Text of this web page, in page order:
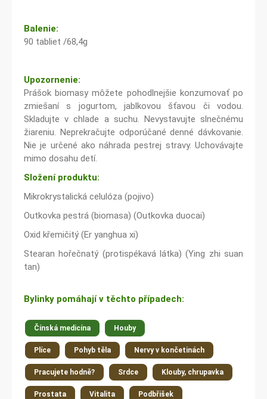
Balenie:
90 tabliet /68,4g
Upozornenie:
Prášok biomasy môžete pohodlnejšie konzumovať po
zmiešaní s jogurtom, jablkovou šťavou či vodou.
Skladujte v chlade a suchu. Nevystavujte slnečnému
žiareniu. Neprekračujte odporúčané denné dávkovanie.
Nie je určené ako náhrada pestrej stravy. Uchovávajte
mimo dosahu detí.
Složení produktu:
Mikrokrystalická celulóza (pojivo)
Outkovka pestrá (biomasa) (Outkovka duocai)
Oxid křemičitý (Er yanghua xi)
Stearan hořečnatý (protispékavá látka) (Ying zhi suan
tan)
Bylinky pomáhají v těchto případech:
Čínská medicína Houby
Plíce Pohyb těla Nervy v končetinách
Pracujete hodně? Srdce Klouby, chrupavka
Prostata Vitalita Podbřišek